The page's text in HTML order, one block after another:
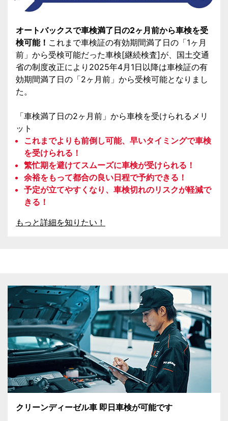
オートバックスで車検満了日の2ヶ月前から車検を受
検可能！ これまで車検証の有効期間満了日の「1ヶ月
前」から受検可能だった車検[継続検査]が、国土交通
省の制度改正により2025年4月1日以降は車検証の有
効期間満了日の「2ヶ月前」から受検可能となりまし
た。
「車検満了日の2ヶ月前」から車検を受けられるメリ
ット
これまでよりも前倒し可能、早いタイミングで車検
を受けられる！
繁忙期を避けてスムーズに車検が受けられる！
余裕をもって都合の良い日程で予約できる！
予定が立てやすくなり、車検切れのリスクが軽減で
きる！
もっと詳細を知りたい！
クリーンディーゼル車 即日車検が可能です